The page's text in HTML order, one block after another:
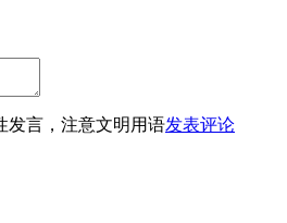
发言，注意文明用语发表评论